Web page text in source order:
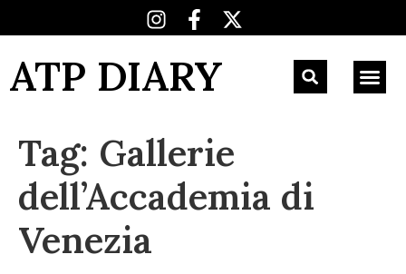
ATP DIARY
Tag: Gallerie
dell’Accademia di
Venezia